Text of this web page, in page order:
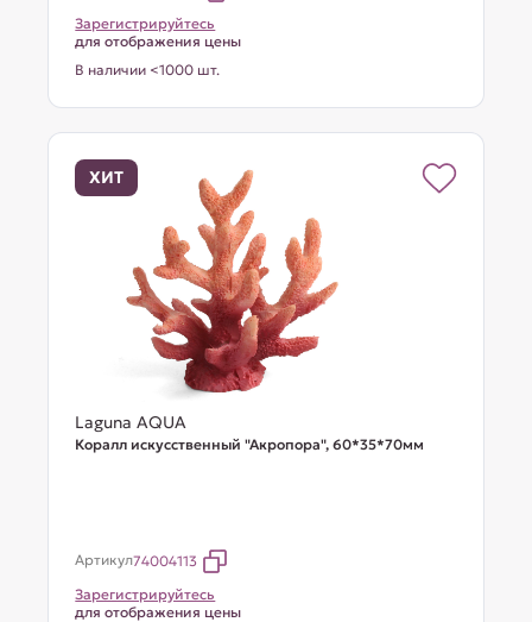
Зарегистрируйтесь
для отображения цены
В наличии <1000 шт.
ХИТ
Laguna AQUA
Коралл искусственный "Акропора", 60*35*70мм
Артикул74004113
Зарегистрируйтесь
для отображения цены